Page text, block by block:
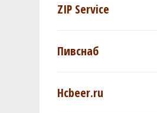
ZIP Service
Пивснаб
Hcbeer.ru